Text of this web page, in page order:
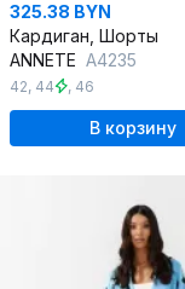
325.38 BYN
Кардиган, Шорты
ANNETE A4235
42, 44 , 46
В корзину